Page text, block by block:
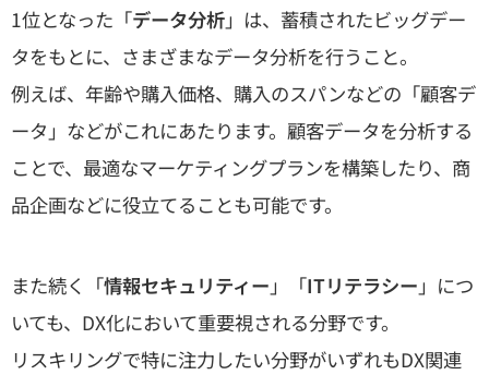
1位となった「データ分析」は、蓄積されたビッグデー
タをもとに、さまざまなデータ分析を行うこと。
例えば、年齢や購入価格、購入のスパンなどの「顧客デ
ータ」などがこれにあたります。顧客データを分析する
ことで、最適なマーケティングプランを構築したり、商
品企画などに役立てることも可能です。
また続く「情報セキュリティー 」「ITリテラシー 」につ
いても、DX化において重要視される分野です。
リスキリングで特に注力したい分野がいずれもDX関連